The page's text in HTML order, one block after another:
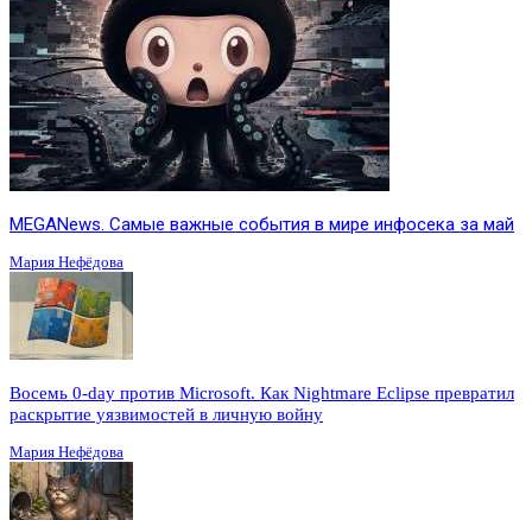
MEGANews. Cамые важные события в мире инфосека за май
Мария Нефёдова
Восемь 0-day против Microsoft. Как Nightmare Eclipse превратил
раскрытие уязвимостей в личную войну
Мария Нефёдова